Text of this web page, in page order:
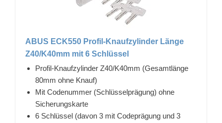
ABUS ECK550 Profil-Knaufzylinder Länge
Z40/K40mm mit 6 Schlüssel
Profil-Knaufzylinder Z40/K40mm (Gesamtlänge
80mm ohne Knauf)
Mit Codenummer (Schlüsselprägung) ohne
Sicherungskarte
6 Schlüssel (davon 3 mit Codeprägung und 3